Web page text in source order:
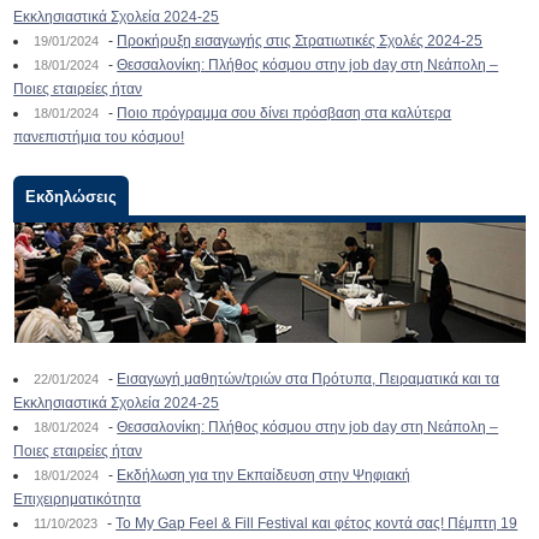
Εκκλησιαστικά Σχολεία 2024-25
19/01/2024 - Προκήρυξη εισαγωγής στις Στρατιωτικές Σχολές 2024-25
18/01/2024 -Θεσσαλονίκη: Πλήθος κόσμου στην job day στη Νεάπολη –
Ποιες εταιρείες ήταν
18/01/2024 - Ποιο πρόγραμμα σου δίνει πρόσβαση στα καλύτερα
πανεπιστήμια του κόσμου!
Εκδηλώσεις
22/01/2024 - Εισαγωγή μαθητών/τριών στα Πρότυπα, Πειραματικά και τα
Εκκλησιαστικά Σχολεία 2024-25
18/01/2024 -Θεσσαλονίκη: Πλήθος κόσμου στην job day στη Νεάπολη –
Ποιες εταιρείες ήταν
18/01/2024 - Εκδήλωση για την Εκπαίδευση στην Ψηφιακή
Επιχειρηματικότητα
11/10/2023 -To My Gap Feel & Fill Festival και φέτος κοντά σας! Πέμπτη 19